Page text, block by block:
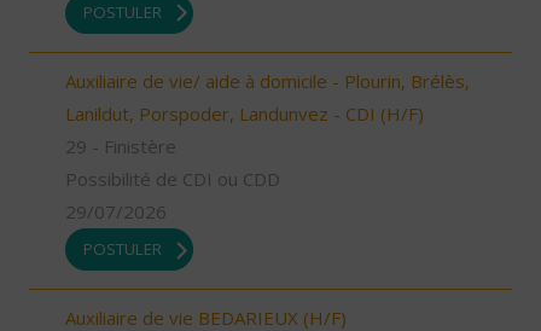
POSTULER
Auxiliaire de vie/ aide à domicile - Plourin, Brélès,
Lanildut, Porspoder, Landunvez - CDI (H/F)
29 - Finistère
Possibilité de CDI ou CDD
29/07/2026
POSTULER
Auxiliaire de vie BEDARIEUX (H/F)